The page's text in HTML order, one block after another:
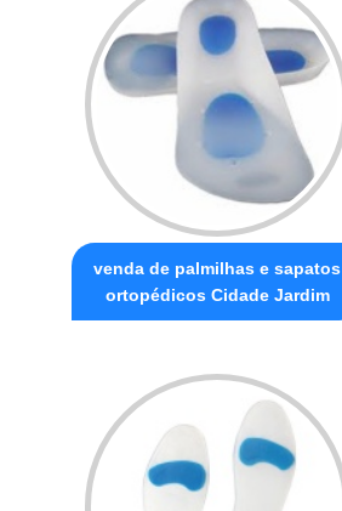
venda de palmilhas e sapatos
ortopédicos Cidade Jardim